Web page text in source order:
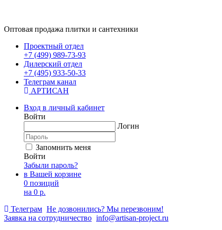
Оптовая продажа плитки и сантехники
Проектный отдел
+7 (499) 989-73-93
Дилерский отдел
+7 (495) 933-50-33
Телеграм канал
АРТИСАН
Вход в личный кабинет
Войти
Логин
Запомнить меня
Войти
Забыли пароль?
в Вашей корзине
0 позиций
на 0 р.
Телеграм Не дозвонились? Мы перезвоним!
Заявка на сотрудничество info@artisan-project.ru